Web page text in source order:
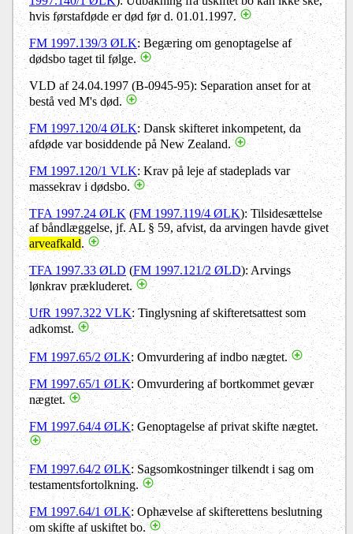
hvis førstafdøde er død før d. 01.01.1997.
FM 1997.139/3 ØLK: Begæring om genoptagelse af
dødsbo taget til følge.
VLD af 24.04.1997 (B-0945-95): Separation anset for at
bestå ved M's død.
FM 1997.120/4 ØLK: Dansk skifteret inkompetent, da
afdøde var bosiddende på New Zealand.
FM 1997.120/1 VLK: Krav på leje af stadeplads var
massekrav i dødsbo.
TFA 1997.24 ØLK(FM 1997.119/4 ØLK): Tilsidesættelse
af båndlæggelse, jf. AL § 59, afvist, da arvingen havde givet
arveafkald.
TFA 1997.33 ØLD(FM 1997.121/2 ØLD): Arvings
lønkrav prækluderet.
UfR 1997.322 VLK: Tinglysning af skifteretsattest som
adkomst.
FM 1997.65/2 ØLK: Omvurdering af indbo nægtet.
FM 1997.65/1 ØLK: Omvurdering af bortkommet gevær
nægtet.
FM 1997.64/4 ØLK: Genoptagelse af privat skifte nægtet.
FM 1997.64/2 ØLK: Sagsomkostninger tilkendt i sag om
testamentsfortolkning.
FM 1997.64/1 ØLK: Ophævelse af skifterettens beslutning
om skifte af uskiftet bo.